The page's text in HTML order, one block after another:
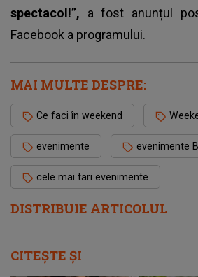
DISTRIBUIE ARTICOLUL
spectacol!”, a fost anunțul
Facebook a programului.
MAI MULTE DESPRE:
Ce faci în weekend
evenimente evenimente
cele mai tari evenimente
CITEȘTE ȘI